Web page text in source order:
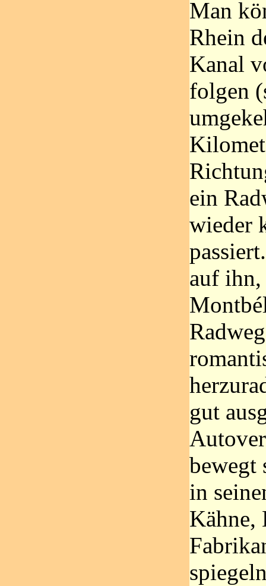
Man
Rhein
Kanal
folgen
ein
wieder
auf
gut
bewegt
in
Kähne,